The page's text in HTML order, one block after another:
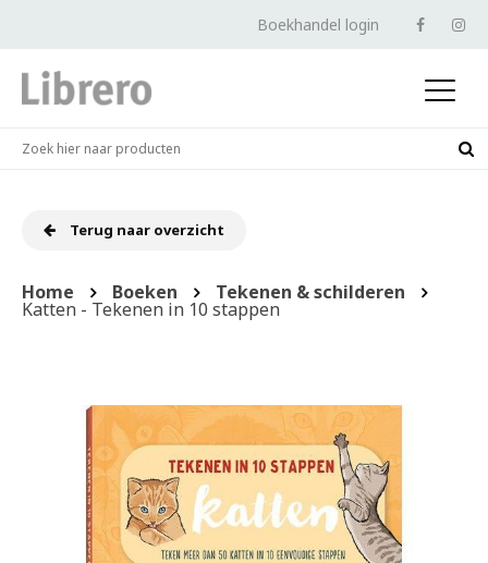
Boekhandel login
Terug naar overzicht
Home Boeken Tekenen & schilderen
Katten - Tekenen in 10 stappen